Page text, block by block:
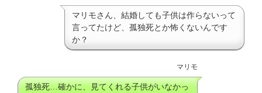
マリモさん、結婚しても子供は作らないって
言ってたけど、孤独死とか怖くないんです
か？
マリモ
孤独死…確かに、見てくれる子供がいなかっ